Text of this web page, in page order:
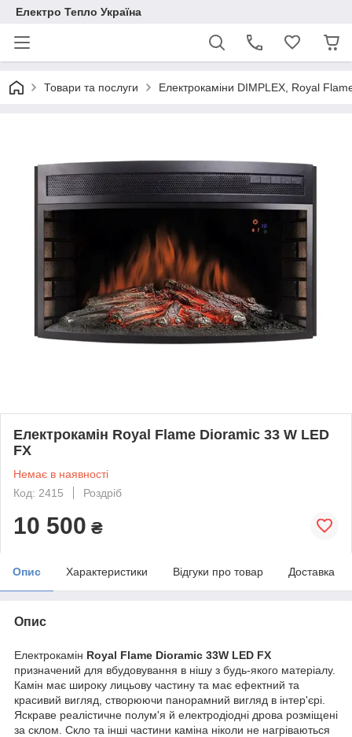
Електро Тепло Україна
Товари та послуги Електрокаміни DIMPLEX, Royal
Електрокамін Royal Flame Dioramic 33 W LED
FX
Немає в наявності
Код: 2415
Роздріб
10 500 ₴
Опис Характеристики Відгуки про товар Доставка
Опис
Електрокамін Royal Flame Dioramic 33W LED FX
призначений для вбудовування в нішу з будь-якого матеріалу.
Камін має широку лицьову частину та має ефектний та
красивий вигляд, створюючи панорамний вигляд в інтер'єрі.
Яскраве реалістичне полум'я й електродіодні дрова розміщені
за склом. Скло та інші частини каміна ніколи не нагріваються